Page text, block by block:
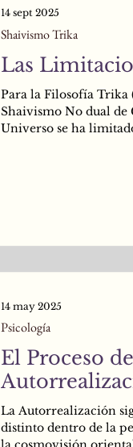
Las
Para la Filosofía
Shaivismo No dual de
Universo se ha
propia y Libre
Shaivismo Trika
14 sept 2025
El Proceso
La Autorrealización
distinto dentro de la
Psicología
14 may 2025